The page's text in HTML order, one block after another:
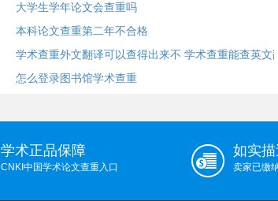
大学生学年论文会查重吗
本科论文查重第二年不合格
学术查重外文翻译可以查得出来不 学术查重能查英文翻
怎么登录图书馆学术查重
学术正品保障
CNKI中国学术论文查重入口
如实
卖家已缴